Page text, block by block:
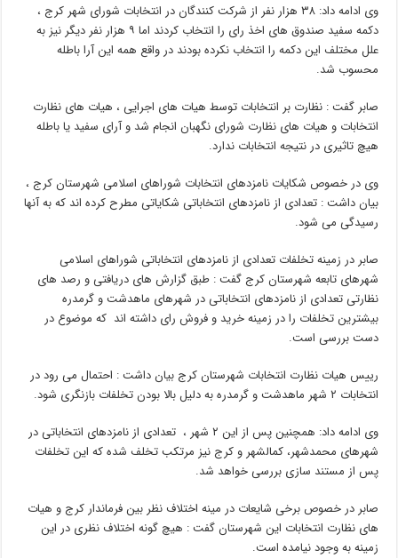
وی ادامه داد: ۳۸ هزار نفر از شرکت کنندگان در انتخابات شورای شهر کرج ،
دکمه سفید صندوق های اخذ رای را انتخاب کردند اما ۹ هزار نفر دیگر نیز به
علل مختلف این دکمه را انتخاب نکرده بودند در واقع همه این آرا باطله
محسوب شد.
صابر گفت : نظارت بر انتخابات توسط هیات های اجرایی ، هیات های نظارت
انتخابات و هیات های نظارت شورای نگهبان انجام شد و آرای سفید یا باطله
هیچ تاثیری در نتیجه انتخابات ندارد.
وی در خصوص شکایات نامزدهای انتخابات شوراهای اسلامی شهرستان کرج ،
بیان داشت : تعدادی از نامزدهای انتخاباتی شکایاتی مطرح کرده اند که به آنها
رسیدگی می شود.
صابر در زمینه تخلفات تعدادی از نامزدهای انتخاباتی شوراهای اسلامی
شهرهای تابعه شهرستان کرج گفت : طبق گزارش های دریافتی و رصد های
نظارتی تعدادی از نامزدهای انتخاباتی در شهرهای ماهدشت و گرمدره
بیشترین تخلفات را در زمینه خرید و فروش رای داشته اند که موضوع در
دست بررسی است.
رییس هیات نظارت انتخابات شهرستان کرج بیان داشت : احتمال می رود در
انتخابات ۲ شهر ماهدشت و گرمدره به دلیل بالا بودن تخلفات بازنگری شود.
وی ادامه داد: همچنین پس از این ۲ شهر ، تعدادی از نامزدهای انتخاباتی در
شهرهای محمدشهر، کمالشهر و کرج نیز مرتکب تخلف شده که این تخلفات
پس از مستند سازی بررسی خواهد شد.
صابر در خصوص برخی شایعات در مینه اختلاف نظر بین فرماندار کرج و هیات
های نظارت انتخابات این شهرستان گفت : هیچ گونه اختلاف نظری در این
زمینه به وجود نیامده است.